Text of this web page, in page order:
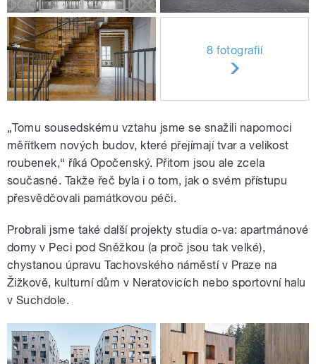
8 fotografií
„Tomu sousedskému vztahu jsme se snažili napomoci
měřítkem nových budov, které přejímají tvar a velikost
roubenek,“ říká Opočenský. Přitom jsou ale zcela
současné. Takže řeč byla i o tom, jak o svém přístupu
přesvědčovali památkovou péči.
Probrali jsme také další projekty studia o-va: apartmánové
domy v Peci pod Sněžkou (a proč jsou tak velké),
chystanou úpravu Tachovského náměstí v Praze na
Žižkově, kulturní dům v Neratovicích nebo sportovní halu
v Suchdole.